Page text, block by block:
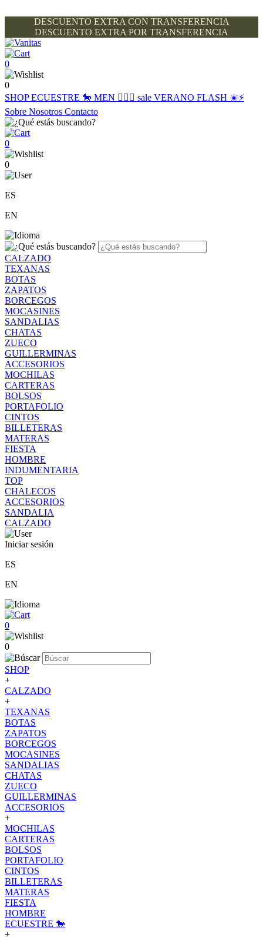
DESCUENTO EXTRA CON TRANSFERENCIA
DESCUENTO EXTRA POR TRANSFERENCIA
0
0
SHOPECUESTRE 🐎 MEN 🙋🏽‍♂️ sale VERANO FLASH ☀️⚡️
Sobre Nosotros Contacto
0
0
ES
EN
CALZADO
TEXANAS
BOTAS
ZAPATOS
BORCEGOS
MOCASINES
SANDALIAS
CHATAS
ZUECO
GUILLERMINAS
ACCESORIOS
MOCHILAS
CARTERAS
BOLSOS
PORTAFOLIO
CINTOS
BILLETERAS
MATERAS
FIESTA
HOMBRE
INDUMENTARIA
TOP
CHALECOS
ACCESORIOS
SANDALIA
CALZADO
Iniciar sesión
ES
EN
0
0
SHOP
+
CALZADO
+
TEXANAS
BOTAS
ZAPATOS
BORCEGOS
MOCASINES
SANDALIAS
CHATAS
ZUECO
GUILLERMINAS
ACCESORIOS
+
MOCHILAS
CARTERAS
BOLSOS
PORTAFOLIO
CINTOS
BILLETERAS
MATERAS
FIESTA
HOMBRE
ECUESTRE 🐎
+